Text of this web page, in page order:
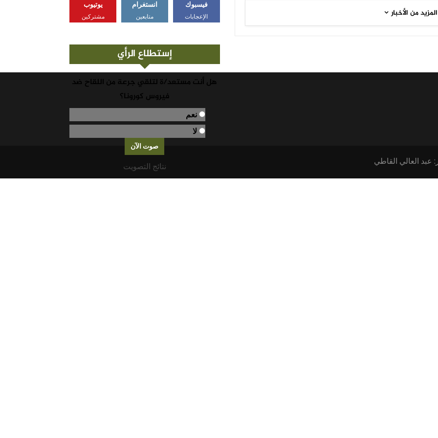
المزيد من الأخبار
فيسبوك
الإعجابات
انستغرام
متابعين
يوتيوب
مشتركين
إستطلاع الرأي
هل أنت مستعد/ة لتلقي جرعة من اللقاح ضد
فيروس كورونا؟
نعم
لا
نتائج التصويت
عبد العالي القاطي